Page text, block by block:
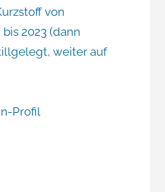
von
2023 (dann
weiter auf
Profil